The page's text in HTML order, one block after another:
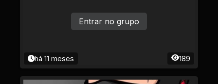
há 11 meses 189
Entrar no grupo